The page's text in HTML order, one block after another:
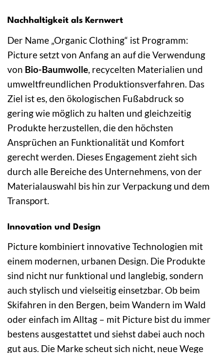
Nachhaltigkeit als Kernwert
Der Name „Organic Clothing“ ist Programm:
Picture setzt von Anfang an auf die Verwendung
von Bio-Baumwolle , recycelten Materialien und
umweltfreundlichen Produktionsverfahren. Das
Ziel ist es, den ökologischen Fußabdruck so
gering wie möglich zu halten und gleichzeitig
Produkte herzustellen, die den höchsten
Ansprüchen an Funktionalität und Komfort
gerecht werden. Dieses Engagement zieht sich
durch alle Bereiche des Unternehmens, von der
Materialauswahl bis hin zur Verpackung und dem
Transport.
Innovation und Design
Picture kombiniert innovative Technologien mit
einem modernen, urbanen Design. Die Produkte
sind nicht nur funktional und langlebig, sondern
auch stylisch und vielseitig einsetzbar. Ob beim
Skifahren in den Bergen, beim Wandern im Wald
oder einfach im Alltag – mit Picture bist du immer
bestens ausgestattet und siehst dabei auch noch
gut aus. Die Marke scheut sich nicht, neue Wege